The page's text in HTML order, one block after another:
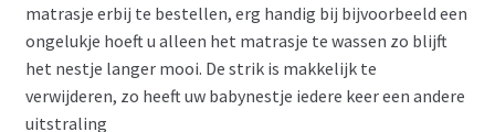
matrasje erbij te bestellen, erg handig bij bijvoorbeeld een
ongelukje hoeft u alleen het matrasje te wassen zo blijft
het nestje langer mooi. De strik is makkelijk te
verwijderen, zo heeft uw babynestje iedere keer een andere
uitstraling